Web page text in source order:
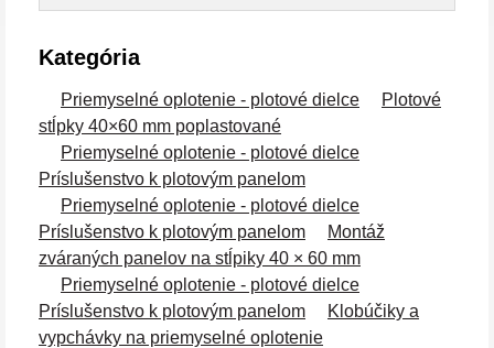
Kategória
Priemyselné oplotenie - plotové dielce
Plotové
stĺpky 40×60 mm poplastované
Priemyselné oplotenie - plotové dielce
Príslušenstvo k plotovým panelom
Priemyselné oplotenie - plotové dielce
Príslušenstvo k plotovým panelom
Montáž
zváraných panelov na stĺpiky 40 × 60 mm
Priemyselné oplotenie - plotové dielce
Príslušenstvo k plotovým panelom
Klobúčiky a
vypchávky na priemyselné oplotenie